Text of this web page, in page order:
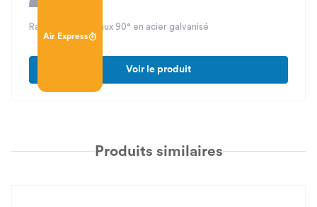
Air Express
Raccord de réseaux 90° en acier galvanisé
Voir le produit
Produits similaires